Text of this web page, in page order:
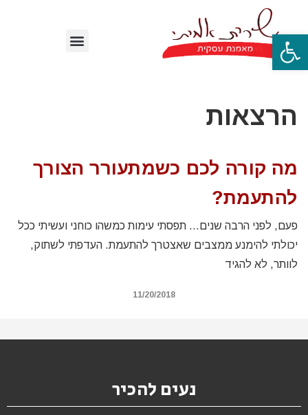
פתח סרגל נגישות
הרצאות
מה קורה לכם כשמתעורר הצורך
להתעמת?
פעם, לפני הרבה שנים… תפסתי עימות כמשהו כוחני ועשיתי ככל
יכולתי להימנע ממצבים שאצטרך להתעמת. העדפתי לשתוק,
לוותר, לא להגיד
11/20/2018
נעים להכיר